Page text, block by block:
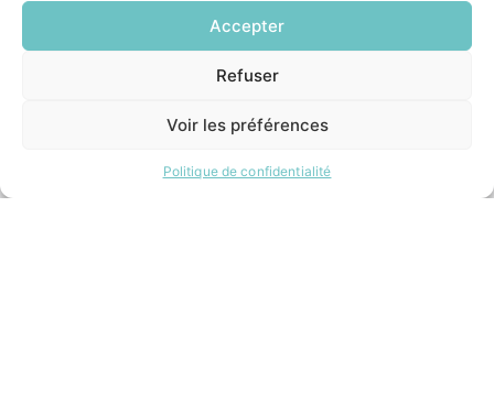
Accepter
Refuser
Voir les préférences
Politique de confidentialité
INFORMATIONS LÉGALES
ESPACE MUNICIPALITÉ